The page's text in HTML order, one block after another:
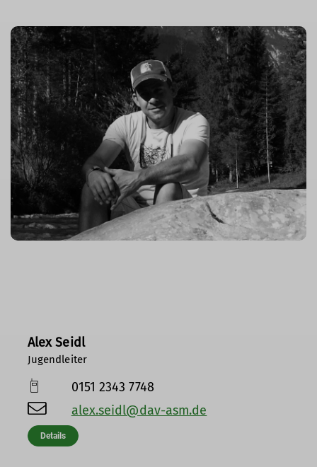
Alex Seidl
Jugendleiter
0151 2343 7748
alex.seidl@dav-asm.de
Details